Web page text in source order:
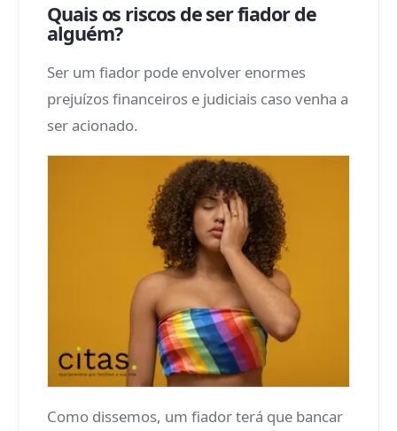
Quais os riscos de ser fiador de
alguém?
Ser um fiador pode envolver enormes
prejuízos financeiros e judiciais caso venha a
ser acionado.
Como dissemos, um fiador terá que bancar